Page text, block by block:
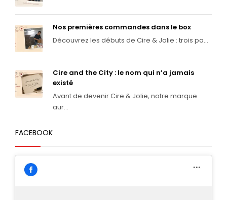
Nos premières commandes dans le box
Découvrez les débuts de Cire & Jolie : trois pa...
Cire and the City : le nom qui n’a jamais
existé
Avant de devenir Cire & Jolie, notre marque
aur...
FACEBOOK